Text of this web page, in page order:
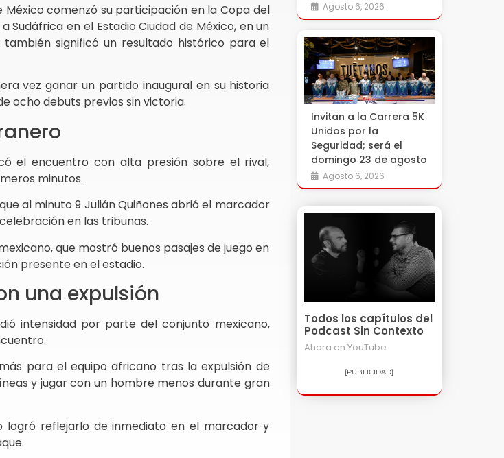
México comenzó su participación en la Copa del
en el Estadio Ciudad de México, en un
significó un resultado histórico para el
vez ganar un partido inaugural en su historia
ocho debuts previos sin victoria.
el encuentro con alta presión sobre el rival,
minutos.
al minuto 9 Julián Quiñones abrió el marcador
en las tribunas.
que mostró buenos pasajes de juego en
presente en el estadio.
una expulsión
intensidad por parte del conjunto mexicano,
para el equipo africano tras la expulsión de
y jugar con un hombre menos durante gran
logró reflejarlo de inmediato en el marcador y
Agosto 6, 2026
Invitan a la Carrera 5K
Unidos por la
Seguridad; será el
domingo 23 de agosto
Agosto 6, 2026
Todos los capítulos del
Podcast Sin Contexto
Ahora en YouTube
[PUBLICIDAD]